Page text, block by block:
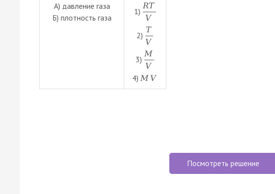
А) давление газа
Б) плотность газа
1)
RT
V
2)
T
V
3)
M
V
4) M V
Посмотреть решение